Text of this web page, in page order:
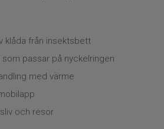
klåda från insektsbett
passar på nyckelringen
med värme
och resor